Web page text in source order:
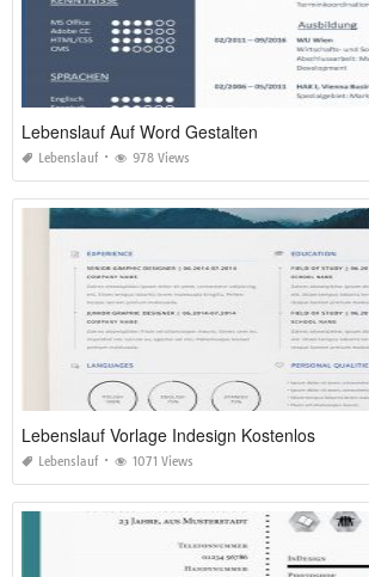
Lebenslauf Auf Word Gestalten
Lebenslauf 978 Views
Lebenslauf Vorlage Indesign Kostenlos
Lebenslauf 1071 Views